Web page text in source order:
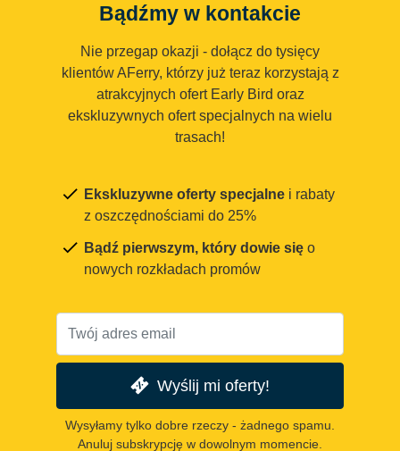
Bądźmy w kontakcie
Nie przegap okazji - dołącz do tysięcy
klientów AFerry, którzy już teraz korzystają z
atrakcyjnych ofert Early Bird oraz
ekskluzywnych ofert specjalnych na wielu
trasach!
Ekskluzywne oferty specjalne i rabaty
z oszczędnościami do 25%
Bądź pierwszym, który dowie się o
nowych rozkładach promów
Wyślij mi oferty!
Wysyłamy tylko dobre rzeczy - żadnego spamu.
Anuluj subskrypcję w dowolnym momencie.